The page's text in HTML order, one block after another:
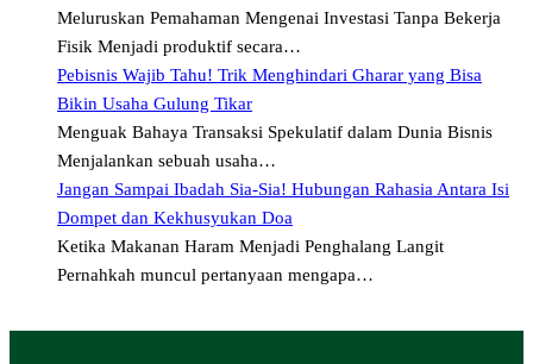
Meluruskan Pemahaman Mengenai Investasi Tanpa Bekerja
Fisik Menjadi produktif secara…
Pebisnis Wajib Tahu! Trik Menghindari Gharar yang Bisa
Bikin Usaha Gulung Tikar
Menguak Bahaya Transaksi Spekulatif dalam Dunia Bisnis
Menjalankan sebuah usaha…
Jangan Sampai Ibadah Sia-Sia! Hubungan Rahasia Antara Isi
Dompet dan Kekhusyukan Doa
Ketika Makanan Haram Menjadi Penghalang Langit
Pernahkah muncul pertanyaan mengapa…